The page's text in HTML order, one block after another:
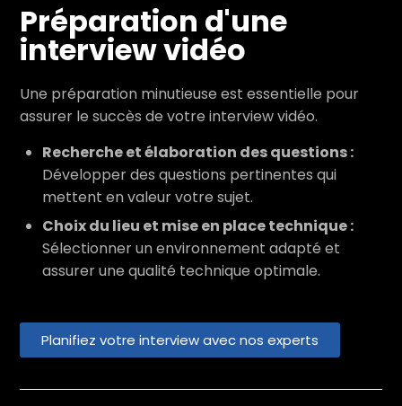
Préparation d'une
interview vidéo
Une préparation minutieuse est essentielle pour
assurer le succès de votre interview vidéo.
Recherche et élaboration des questions :
Développer des questions pertinentes qui
mettent en valeur votre sujet.
Choix du lieu et mise en place technique :
Sélectionner un environnement adapté et
assurer une qualité technique optimale.
Planifiez votre interview avec nos experts